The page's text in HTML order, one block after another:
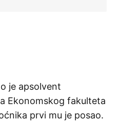
je apsolvent
Ekonomskog fakulteta
prvi mu je posao.